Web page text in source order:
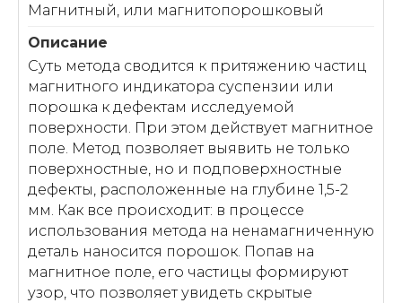
Магнитный, или магнитопорошковый
Суть метода сводится к притяжению частиц
магнитного индикатора суспензии или
порошка к дефектам исследуемой
поверхности. При этом действует магнитное
поле. Метод позволяет выявить не только
поверхностные, но и подповерхностные
дефекты, расположенные на глубине 1,5-2
мм. Как все происходит: в процессе
использования метода на ненамагниченную
деталь наносится порошок. Попав на
магнитное поле, его частицы формируют
узор, что позволяет увидеть скрытые